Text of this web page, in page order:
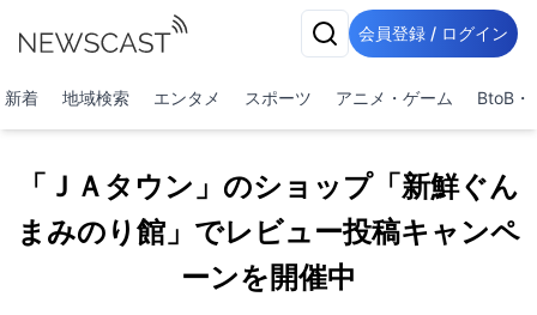
会員登録 / ログイン
新着 地域検索 エンタメ スポーツ アニメ・ゲーム BtoB・
「ＪＡタウン」のショップ「新鮮ぐん
まみのり館」でレビュー投稿キャンペ
ーンを開催中